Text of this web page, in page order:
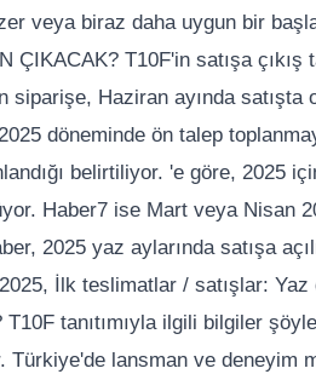
veya biraz daha uygun bir
T10F'in satışa çıkış
siparişe, Haziran ayında satışta
döneminde ön talep
belirtiliyor. 'e göre, 2025
Haber7 ise Mart veya Nisan
2025 yaz aylarında satışa
İlk teslimatlar / satışlar:
tanıtımıyla ilgili bilgiler
Türkiye'de lansman ve deneyim